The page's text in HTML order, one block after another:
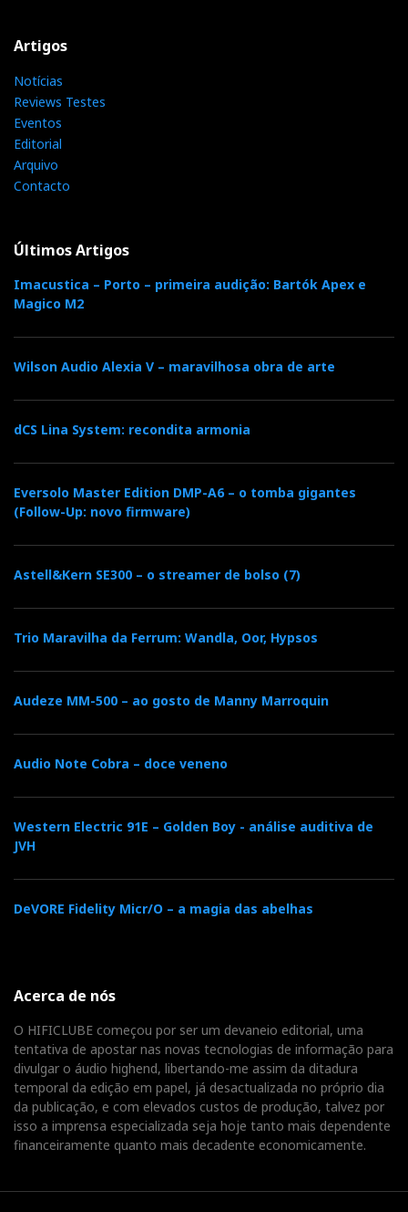
Artigos
Notícias
Reviews Testes
Eventos
Editorial
Arquivo
Contacto
Últimos Artigos
Imacustica – Porto – primeira audição: Bartók Apex e
Magico M2
Wilson Audio Alexia V – maravilhosa obra de arte
dCS Lina System: recondita armonia
Eversolo Master Edition DMP-A6 – o tomba gigantes
(Follow-Up: novo firmware)
Astell&Kern SE300 – o streamer de bolso (7)
Trio Maravilha da Ferrum: Wandla, Oor, Hypsos
Audeze MM-500 – ao gosto de Manny Marroquin
Audio Note Cobra – doce veneno
Western Electric 91E – Golden Boy - análise auditiva de
JVH
DeVORE Fidelity Micr/O – a magia das abelhas
Acerca de nós
O HIFICLUBE começou por ser um devaneio editorial, uma
tentativa de apostar nas novas tecnologias de informação para
divulgar o áudio highend, libertando-me assim da ditadura
temporal da edição em papel, já desactualizada no próprio dia
da publicação, e com elevados custos de produção, talvez por
isso a imprensa especializada seja hoje tanto mais dependente
financeiramente quanto mais decadente economicamente.